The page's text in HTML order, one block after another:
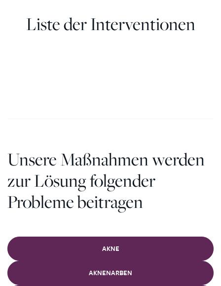
Liste der Interventionen
Unsere Maßnahmen werden
zur Lösung folgender
Probleme beitragen
AKNE
AKNENARBEN